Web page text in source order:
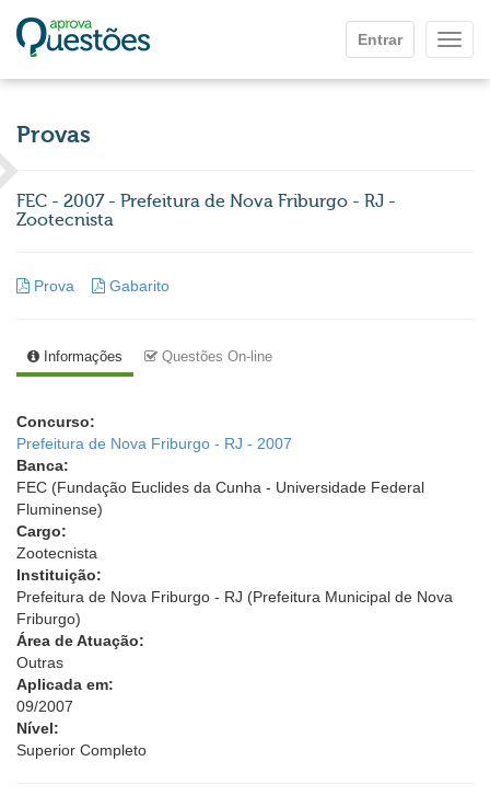
Entrar
Provas
FEC - 2007 - Prefeitura de Nova Friburgo - RJ -
Zootecnista
Prova Gabarito
Informações Questões On-line
Concurso:
Prefeitura de Nova Friburgo - RJ - 2007
Banca:
FEC (Fundação Euclides da Cunha - Universidade Federal
Fluminense)
Cargo:
Zootecnista
Instituição:
Prefeitura de Nova Friburgo - RJ (Prefeitura Municipal de Nova
Friburgo)
Área de Atuação:
Outras
Aplicada em:
09/2007
Nível:
Superior Completo